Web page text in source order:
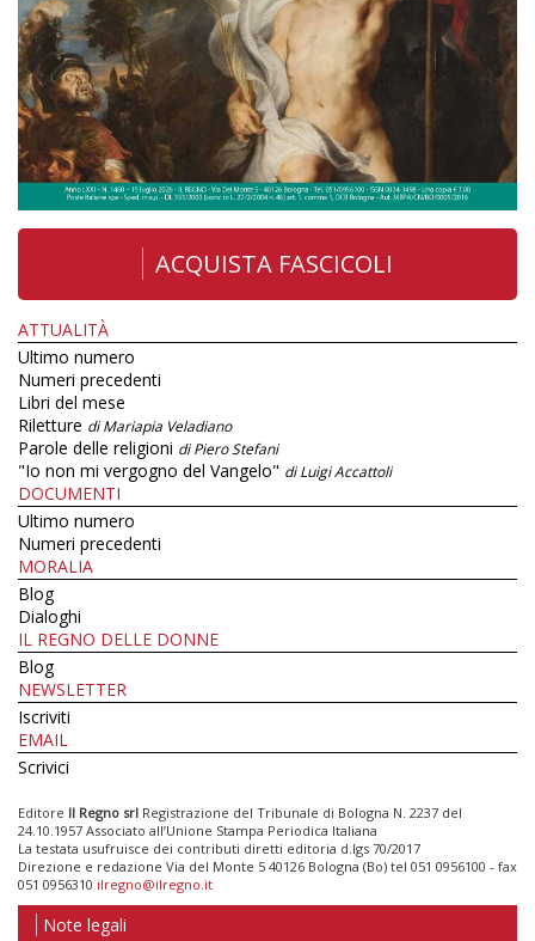
ACQUISTA FASCICOLI
ATTUALITÀ
Ultimo numero
Numeri precedenti
Libri del mese
Riletture di Mariapia Veladiano
Parole delle religioni di Piero Stefani
"Io non mi vergogno del Vangelo" di Luigi Accattoli
DOCUMENTI
Ultimo numero
Numeri precedenti
MORALIA
Blog
Dialoghi
IL REGNO DELLE DONNE
Blog
NEWSLETTER
Iscriviti
EMAIL
Scrivici
Editore Il Regno srl Registrazione del Tribunale di Bologna N. 2237 del
24.10.1957 Associato all’Unione Stampa Periodica Italiana
La testata usufruisce dei contributi diretti editoria d.lgs 70/2017
Direzione e redazione Via del Monte 5 40126 Bologna (Bo) tel 051 0956100 - fax
051 0956310 ilregno@ilregno.it
Note legali